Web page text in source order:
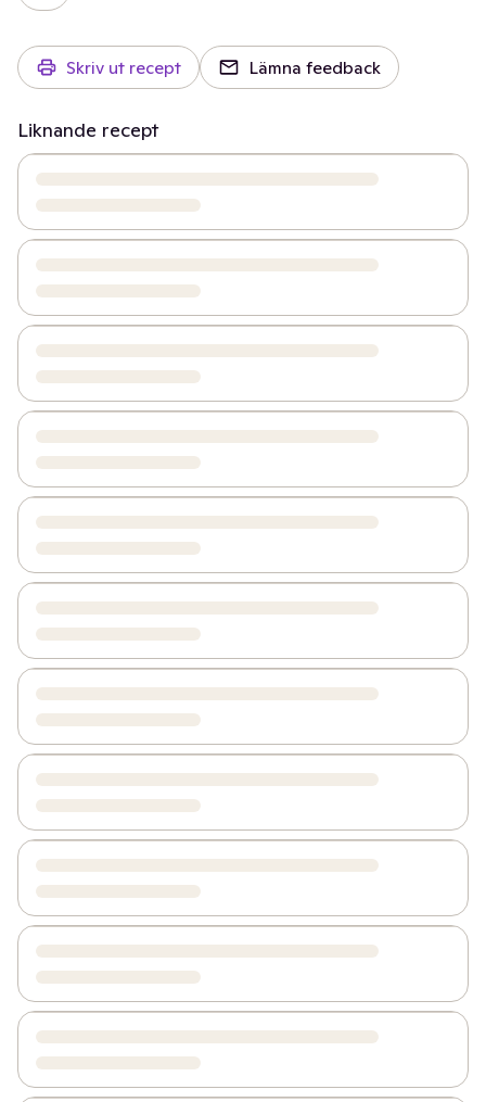
Skriv ut recept Lämna feedback
Liknande recept